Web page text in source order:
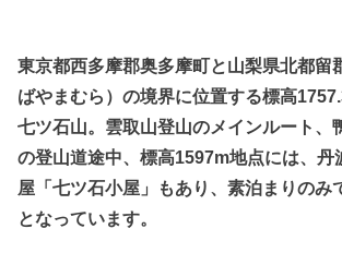
東京都西多摩郡奥多摩町と山梨県北都留
ばやまむら）の境界に位置する標高
七ツ石山。雲取山登山のメインルート、
の登山道途中、標高1597m地点には、丹
屋「七ツ石小屋」もあり、素泊まりのみ
となっています。